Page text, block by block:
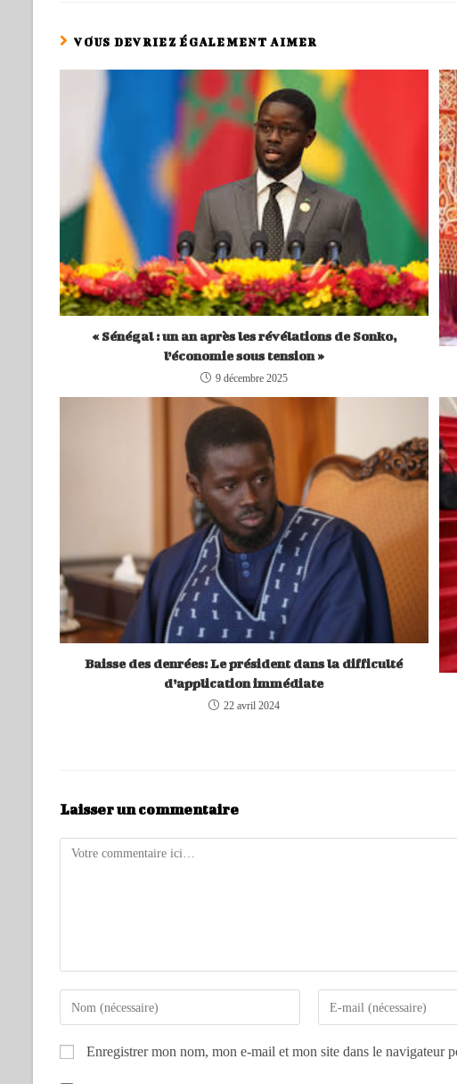
VOUS DEVRIEZ ÉGALEMENT AIMER
« Sénégal : un an après les révélations de Sonko,
l’économie sous tension »
9 décembre 2025
Baisse des denrées: Le président dans la difficulté
d’application immédiate
22 avril 2024
Laisser un commentaire
Enregistrer mon nom, mon e-mail et mon site dans le navigateur